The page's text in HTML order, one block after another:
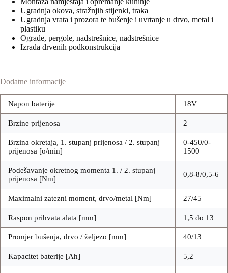
Ugradnja okova, stražnjih stijenki, traka
Ugradnja vrata i prozora te bušenje i uvrtanje u drvo, metal i
plastiku
Ograde, pergole, nadstrešnice, nadstrešnice
Izrada drvenih podkonstrukcija
Dodatne informacije
Napon baterije 18V
Brzine prijenosa 2
Brzina okretaja, 1. stupanj prijenosa / 2. stupanj
prijenosa [o/min]
0-450/0-
1500
Podešavanje okretnog momenta 1. / 2. stupanj
prijenosa [Nm]
0,8-8/0,5-6
Maximalni zatezni moment, drvo/metal [Nm] 27/45
Raspon prihvata alata [mm] 1,5 do 13
Promjer bušenja, drvo / željezo [mm] 40/13
Kapacitet baterije [Ah] 5,2